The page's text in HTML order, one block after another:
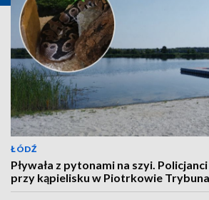
ŁÓDŹ
Pływała z pytonami na szyi.
przy kąpielisku w Piotrkowie